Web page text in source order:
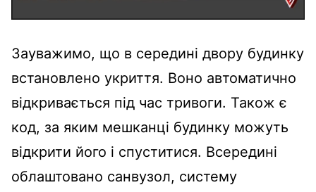
Зауважимо, що в середині двору будинку
встановлено укриття. Воно автоматично
відкривається під час тривоги. Також є
код, за яким мешканці будинку можуть
відкрити його і спуститися. Всередині
облаштовано санвузол, систему